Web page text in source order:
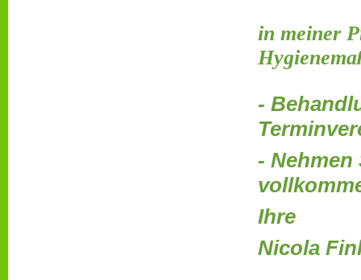
in meiner
-
- Nehmen
Ihre
Nicola